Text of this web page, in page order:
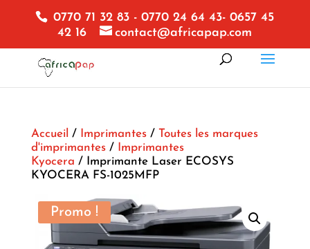
0770 71 32 83 - 0770 24 64 43- 0657 45
42 16
contact@africapap.com
Accueil / Imprimantes/ Toutes les marques
d'imprimantes/
Imprimantes
Kyocera / Imprimante Laser ECOSYS
KYOCERA FS-1025MFP
Promo !